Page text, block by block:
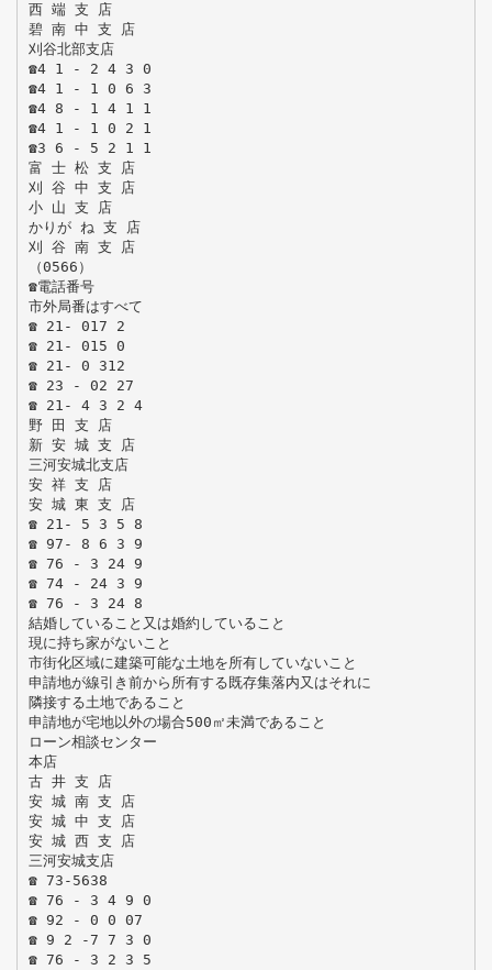
西 端 支 店
碧 南 中 支 店
刈谷北部支店
☎4 1 - 2 4 3 0
☎4 1 - 1 0 6 3
☎4 8 - 1 4 1 1
☎4 1 - 1 0 2 1
☎3 6 - 5 2 1 1
富 士 松 支 店
刈 谷 中 支 店
小 山 支 店
かりが ね 支 店
刈 谷 南 支 店
（0566）
☎電話番号
市外局番はすべて
☎ 21- 017 2
☎ 21- 015 0
☎ 21- 0 312
☎ 23 - 02 27
☎ 21- 4 3 2 4
野 田 支 店
新 安 城 支 店
三河安城北支店
安 祥 支 店
安 城 東 支 店
☎ 21- 5 3 5 8
☎ 97- 8 6 3 9
☎ 76 - 3 24 9
☎ 74 - 24 3 9
☎ 76 - 3 24 8
結婚していること又は婚約していること
現に持ち家がないこと
市街化区域に建築可能な土地を所有していないこと
申請地が線引き前から所有する既存集落内又はそれに
隣接する土地であること
申請地が宅地以外の場合500㎡未満であること
ローン相談センター
本店
古 井 支 店
安 城 南 支 店
安 城 中 支 店
安 城 西 支 店
三河安城支店
☎ 73-5638
☎ 76 - 3 4 9 0
☎ 92 - 0 0 07
☎ 9 2 -7 7 3 0
☎ 76 - 3 2 3 5